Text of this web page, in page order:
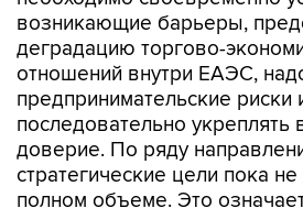
отношений внутри ЕАЭС,
предпринимательские риски
последовательно укреплять
доверие. По ряду
стратегические цели пока не
полном объеме. Это
сосредоточиться на
уже принятых решений", -